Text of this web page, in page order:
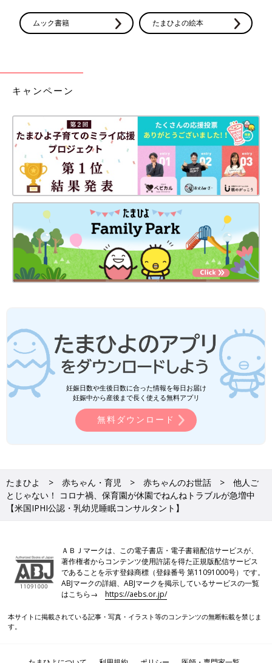
っていくはずです。
とで、赤ちゃんは安心して寝てくれるようになります。そのねん
ねルーティンの中に、ぜひ“肌と肌の触れ合いタイム”を加えてく
たとえば、ルーティンの１つとして、
「おふろ→スキンケア→肌と肌の触れ合いタイム→絵本を読んで
ねんね」など。
同じ流れを毎日繰り返すことが、大切なポイントです。
新型コロナウイルスとの生活は、正直「もう本当に勘弁！」と、
私も思うこともあります。自分が置かれている状況を冷静に受け
入れ、少しずつでもできることをやっていれば、ねんねの悩みを
改善していけるはずです。
こういう日々だからこそ、悩んでいたら、一人で抱え込まないこ
とがとても大切です。大変な今を一緒に乗りこえていきましょ
う。
夫と2人で生きていこうと決めた矢先の
妊娠…嬉しいはずなのになぜ？『コロナ
禍妊娠日記』の著者インタビュー
エッセイ漫画で人気の漫画家＆イラストレータ
ーのおおがきなこさんは、夫と娘のリンダちゃ
ん、愛犬のギーとマルと一緒に暮らしていま
す。2021年にはじめての妊娠・出産を経験し、
コロナ禍妊娠の不安な気持ちを等身大に綴った
漫画がSNS で共感を呼び、このたびたまひよオ
ろまで月齢別に解決
します【米国IPHI公
認・乳幼児睡眠コン
サルタント】
ポイント【米国IPHI公
認・乳幼児睡眠コンサ
ルタント】
ムック書籍 たまひよの絵本
キャンペーン
妊娠日数や生後日数に合った情報を毎日お届け
妊娠中から産後まで長く使える無料アプリ
無料ダウンロード
たまひよ 赤ちゃん・育児 赤ちゃんのお世話
他人ご
とじゃない！ コロナ禍、保育園が休園でねんねトラブルが急増中
【米国IPHI公認・乳幼児睡眠コンサルタント】
ＡＢＪマークは、この電子書店・電子書籍配信サービスが、
著作権者からコンテンツ使用許諾を得た正規版配信サービス
であることを示す登録商標（登録番号 第11091000号）です。
ABJマークの詳細、ABJマークを掲示しているサービスの一覧
はこちら→https://aebs.or.jp/
本サイトに掲載されている記事・写真・イラスト等のコンテンツの無断転載を禁じま
す。